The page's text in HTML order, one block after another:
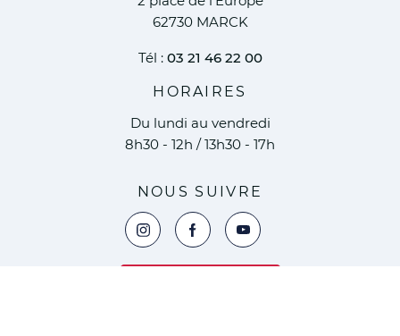
62730 MARCK
Tél : 03 21 46 22 00
HORAIRES
Du lundi au vendredi
8h30 - 12h / 13h30 - 17h
NOUS SUIVRE
Voir la page Instagram de la ville de
Voir la page Facebook de la ville
Voir le compte YouTube